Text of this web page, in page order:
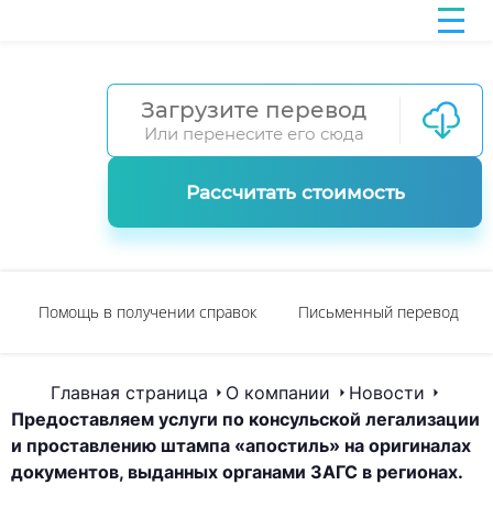
Загрузите перевод
Или перенесите его сюда
Рассчитать стоимость
Помощь в получении справок Письменный перевод
Главная страница О компании
Новости
Предоставляем услуги по консульской легализации
и проставлению штампа «апостиль» на оригиналах
документов, выданных органами ЗАГС в регионах.